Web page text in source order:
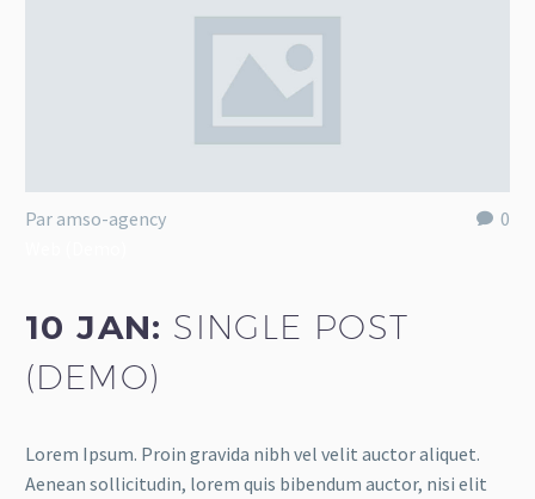
0
Par amso-agency
10 JAN: SINGLE POST
(DEMO)
Lorem Ipsum. Proin gravida nibh vel velit auctor aliquet.
Aenean sollicitudin, lorem quis bibendum auctor, nisi elit